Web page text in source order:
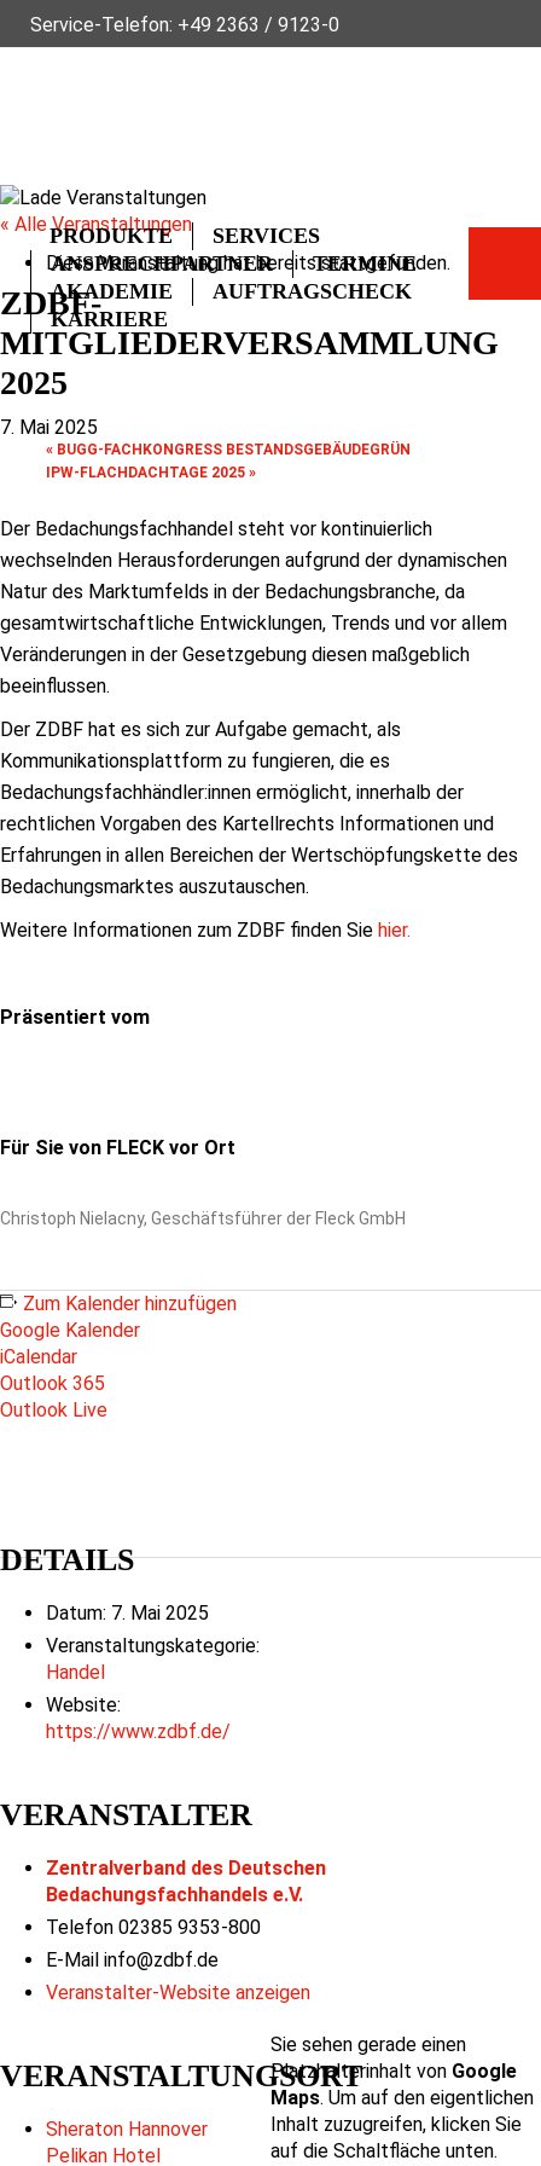
Service-Telefon: +49 2363 / 9123-0
PRODUKTE
SERVICES
ANSPRECHPARTNER
TERMINE
AKADEMIE
AUFTRAGSCHECK
KARRIERE
« Alle Veranstaltungen
Diese Veranstaltung hat bereits stattgefunden.
ZDBF-
MITGLIEDERVERSAMMLUNG
2025
7. Mai 2025
« BUGG-FACHKONGRESS BESTANDSGEBÄUDEGRÜN
IPW-FLACHDACHTAGE 2025 »
Der Bedachungsfachhandel steht vor kontinuierlich
wechselnden Herausforderungen aufgrund der dynamischen
Natur des Marktumfelds in der Bedachungsbranche, da
gesamtwirtschaftliche Entwicklungen, Trends und vor allem
Veränderungen in der Gesetzgebung diesen maßgeblich
beeinflussen.
Der ZDBF hat es sich zur Aufgabe gemacht, als
Kommunikationsplattform zu fungieren, die es
Bedachungsfachhändler:innen ermöglicht, innerhalb der
rechtlichen Vorgaben des Kartellrechts Informationen und
Erfahrungen in allen Bereichen der Wertschöpfungskette des
Bedachungsmarktes auszutauschen.
Weitere Informationen zum ZDBF finden Sie hier.
Präsentiert vom
Für Sie von FLECK vor Ort
Christoph Nielacny, Geschäftsführer der Fleck GmbH
Zum Kalender hinzufügen
Google Kalender
iCalendar
Outlook 365
Outlook Live
DETAILS
Datum: 7. Mai 2025
Veranstaltungskategorie:
Handel
Website:
https://www.zdbf.de/
VERANSTALTER
Zentralverband des Deutschen
Bedachungsfachhandels e.V.
Telefon 02385 9353-800
E-Mail info@zdbf.de
Veranstalter-Website anzeigen
VERANSTALTUNGSORT
Sheraton Hannover
Pelikan Hotel
Sie sehen gerade einen
Platzhalterinhalt von Google
Maps. Um auf den eigentlichen
Inhalt zuzugreifen, klicken Sie
auf die Schaltfläche unten.